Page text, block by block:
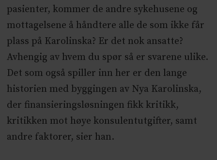
pasienter, kommer de andre sykehusene og
mottagelsene å håndtere alle de som ikke får
plass på Karolinska? Er det nok ansatte?
Avhengig av hvem du spør så er svarene ulike.
Det som også spiller inn her er den lange
historien med byggingen av Nya Karolinska,
der finansieringsløsningen fikk kritikk,
kritikken mot høye konsulentutgifter, samt
andre faktorer, sier han.